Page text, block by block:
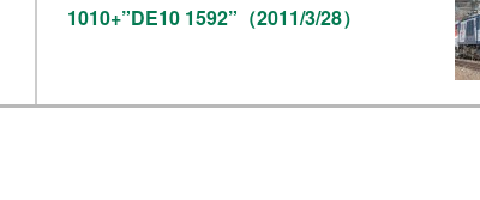
1010+”DE10 1592”（2011/3/28）